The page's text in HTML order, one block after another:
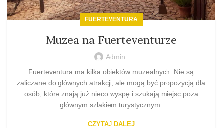
FUERTEVENTURA
Muzea na Fuerteventurze
Admin
Fuerteventura ma kilka obiektów muzealnych. Nie są
zaliczane do głównych atrakcji, ale mogą być propozycją dla
osób, które znają już nieco wyspę i szukają miejsc poza
głównym szlakiem turystycznym.
CZYTAJ DALEJ